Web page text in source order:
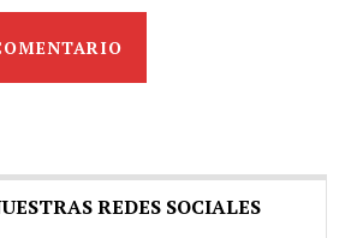
REDES SOCIALES